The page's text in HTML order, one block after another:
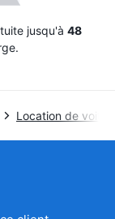
jusqu'à 48
Location de